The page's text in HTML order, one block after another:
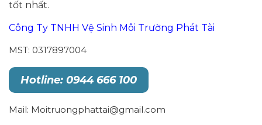
tốt nhất.
Công Ty TNHH Vệ Sinh Môi Trường Phát Tài
MST: 0317897004
Hotline: 0944 666 100
Mail: Moitruongphattai@gmail.com